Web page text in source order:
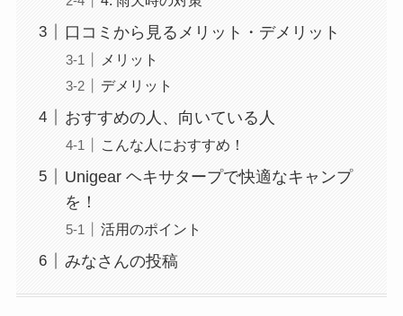
口コミから見るメリット・デメリット
メリット
デメリット
おすすめの人、向いている人
こんな人におすすめ！
Unigear ヘキサタープで快適なキャンプ
を！
活用のポイント
みなさんの投稿